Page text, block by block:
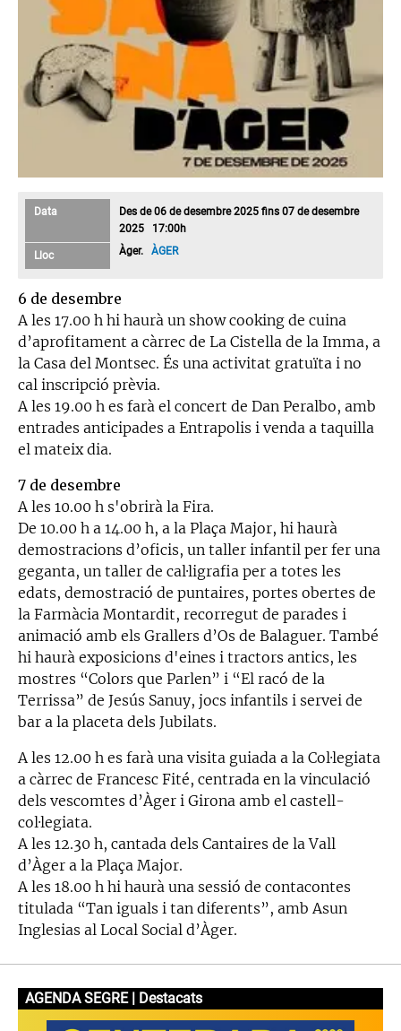
Data
Des de 06 de desembre 2025 fins 07 de desembre
2025 17:00h
Lloc Àger.ÀGER
6 de desembre
A les 17.00 h hi haurà un show cooking de cuina
d’aprofitament a càrrec de La Cistella de la Imma, a
la Casa del Montsec. És una activitat gratuïta i no
cal inscripció prèvia.
A les 19.00 h es farà el concert de Dan Peralbo, amb
entrades anticipades a Entrapolis i venda a taquilla
el mateix dia.
7 de desembre
A les 10.00 h s'obrirà la Fira.
De 10.00 h a 14.00 h, a la Plaça Major, hi haurà
demostracions d’oficis, un taller infantil per fer una
geganta, un taller de cal·ligrafia per a totes les
edats, demostració de puntaires, portes obertes de
la Farmàcia Montardit, recorregut de parades i
animació amb els Grallers d’Os de Balaguer. També
hi haurà exposicions d'eines i tractors antics, les
mostres “Colors que Parlen” i “El racó de la
Terrissa” de Jesús Sanuy, jocs infantils i servei de
bar a la placeta dels Jubilats.
A les 12.00 h es farà una visita guiada a la Col·legiata
a càrrec de Francesc Fité, centrada en la vinculació
dels vescomtes d’Àger i Girona amb el castell-
col·legiata.
A les 12.30 h, cantada dels Cantaires de la Vall
d’Àger a la Plaça Major.
A les 18.00 h hi haurà una sessió de contacontes
titulada “Tan iguals i tan diferents”, amb Asun
Inglesias al Local Social d’Àger.
AGENDA SEGRE | Destacats